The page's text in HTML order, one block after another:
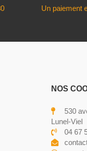
Un paiement
NOS
530
Lunel-Viel
04 67